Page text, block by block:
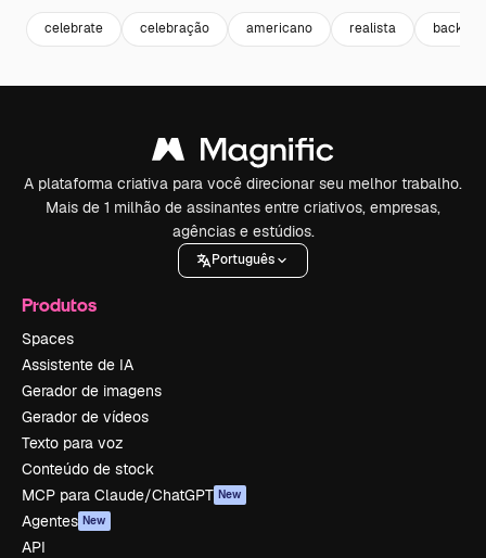
celebrate celebração americano realista
A plataforma criativa para você direcionar seu melhor trabalho.
Mais de 1 milhão de assinantes entre criativos, empresas,
agências e estúdios.
Português
Produtos
Spaces
Assistente de IA
Gerador de imagens
Gerador de vídeos
Texto para voz
Conteúdo de stock
MCP para Claude/ChatGPT New
Agentes New
API